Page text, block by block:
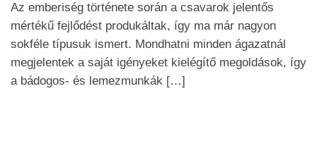
Az emberiség története során a csavarok jelentős
mértékű fejlődést produkáltak, így ma már nagyon
sokféle típusuk ismert. Mondhatni minden ágazatnál
megjelentek a saját igényeket kielégítő megoldások, így
a bádogos- és lemezmunkák […]